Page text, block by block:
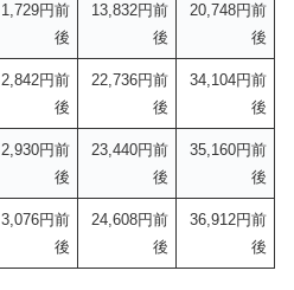
1,729円前
後
13,832円前
後
20,748円前
後
2,842円前
後
22,736円前
後
34,104円前
後
2,930円前
後
23,440円前
後
35,160円前
後
3,076円前
後
24,608円前
後
36,912円前
後